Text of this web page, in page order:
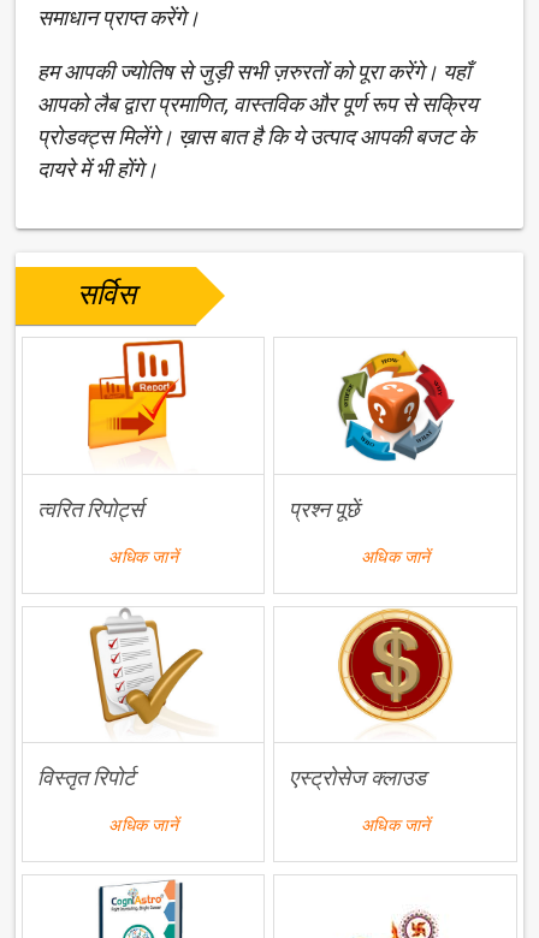
समाधान प्राप्त करेंगे।
हम आपकी ज्योतिष से जुड़ी सभी ज़रुरतों को पूरा करेंगे। यहाँ
आपको लैब द्वारा प्रमाणित, वास्तविक और पूर्ण रूप से सक्रिय
प्रोडक्ट्स मिलेंगे। ख़ास बात है कि ये उत्पाद आपकी बजट के
दायरे में भी होंगे।
सर्विस
त्वरित रिपोर्ट्स
अधिक जानें
प्रश्न पूछें
अधिक जानें
विस्तृत रिपोर्ट
अधिक जानें
एस्ट्रोसेज क्लाउड
अधिक जानें